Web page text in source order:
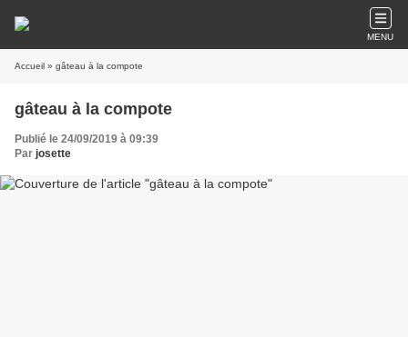
MENU
Accueil » gâteau à la compote
gâteau à la compote
Publié le 24/09/2019 à 09:39
Par josette